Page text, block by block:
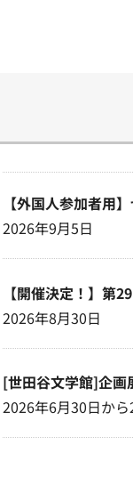
【外国人参加者用
2026年9月5日
【開催決定！】第
2026年8月30日
[世田谷文学館]企画
2026年6月30日か